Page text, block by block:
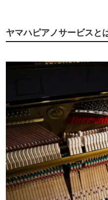
ヤマハピアノサービスと